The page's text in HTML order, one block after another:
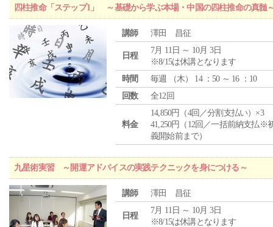
四柱推命「ステップ1」 ～基礎から学ぶ本場・中国の四柱推命の真髄
講師 澤田 昌征
日程
7月 11日 ～ 10月 3日
※8/15は休講となります
時間
毎週 （木） 14 ：50 ～ 16 ：10
回数
全12回
料金
14,850円（4回／分割支払い）×3
41,250円（12回／一括前納支払※
義開始前まで）
九星術実習 ～開運アドバイスの実践テクニックを身につける～
講師 澤田 昌征
日程
7月 11日 ～ 10月 3日
※8/15は休講となります